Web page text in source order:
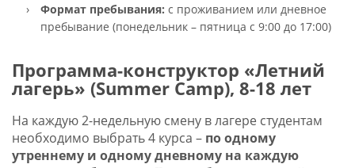
Формат пребывания: с проживанием или дневное
пребывание (понедельник – пятница с 9:00 до 17:00)
Программа-конструктор «Летний
лагерь» (Summer Camp), 8-18 лет
На каждую 2-недельную смену в лагере студентам
необходимо выбрать 4 курса – по одному
утреннему и одному дневному на каждую